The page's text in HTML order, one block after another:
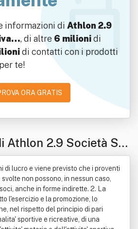
informazioni di Athlon 2.9
, di altre 6 milionidi
di contatti con i prodotti
te!
ORA GRATIS
Athlon 2.9 Società Sp
A Responsabilit
di lucro e viene previsto che i proventi
non possono, in nessun caso,
anche in forme indirette. 2. La
l'esercizio e la promozione, lo
nel rispetto del principio di pari
sportive e ricreative, di una